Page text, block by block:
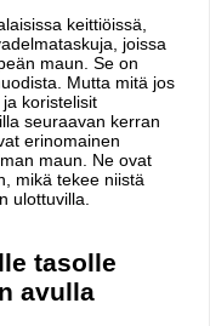
keittiöissä,
joissa
maun. Se on
Mutta mitä jos
koristelisit
seuraavan kerran
erinomainen
maun. Ne ovat
mikä tekee niistä
ulottuvilla.
tasolle
avulla